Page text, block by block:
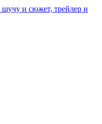
шучу и сюжет, трейлер и